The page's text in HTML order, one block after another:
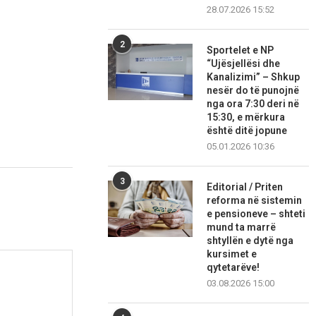
28.07.2026 15:52
2
Sportelet e NP
“Ujësjellësi dhe
Kanalizimi” – Shkup
nesër do të punojnë
nga ora 7:30 deri në
15:30, e mërkura
është ditë jopune
05.01.2026 10:36
3
Editorial / Priten
reforma në sistemin
e pensioneve – shteti
mund ta marrë
shtyllën e dytë nga
kursimet e
qytetarëve!
03.08.2026 15:00